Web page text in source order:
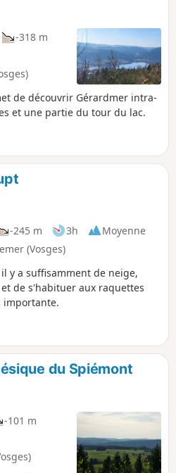
-318 m
de découvrir Gérardmer intra-
et une partie du tour du lac.
-245 m 3h
Moyenne
(Vosges)
y a suffisamment de neige,
de s'habituer aux raquettes
importante.
du Spiémont
-101 m